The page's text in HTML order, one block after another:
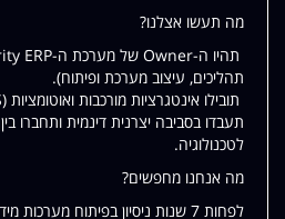
מה תעשו אצלנו?
תהליכים, עיצוב מערכת ופיתוח).
תובילו אינטגרציות מורכבות ואוטומציות (REST APIs, n8n, SSIS).
תעבדו בסביבה יצרנית דינמית ותחברו
לטכנולוגיה.
מה אנחנו מחפשים?